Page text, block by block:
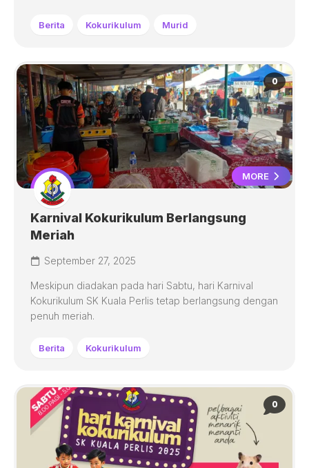
Berita Kokurikulum Murid
0
MORE
Karnival Kokurikulum Berlangsung
Meriah
September 27, 2025
Meskipun diadakan pada hari Sabtu, hari Karnival
Kokurikulum SK Kuala Perlis tetap berlangsung dengan
penuh meriah.
Berita Kokurikulum
0